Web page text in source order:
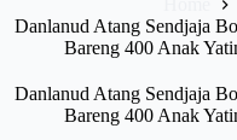
Danlanud Atang Sendjaja
Bareng 400 Anak
Danlanud Atang Sendjaja
Bareng 400 Anak